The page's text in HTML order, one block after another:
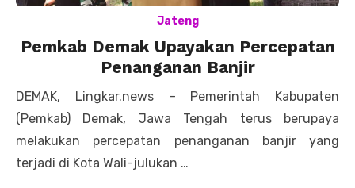
Jateng
Pemkab Demak Upayakan Percepatan
Penanganan Banjir
DEMAK, Lingkar.news – Pemerintah Kabupaten
(Pemkab) Demak, Jawa Tengah terus berupaya
melakukan percepatan penanganan banjir yang
terjadi di Kota Wali-julukan …